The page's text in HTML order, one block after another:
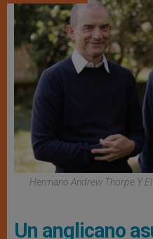
Hermano Andrew Thorpe Y
Un anglicano